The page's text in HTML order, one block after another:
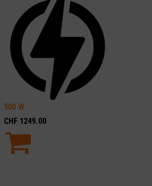
500 W
CHF 1249.00